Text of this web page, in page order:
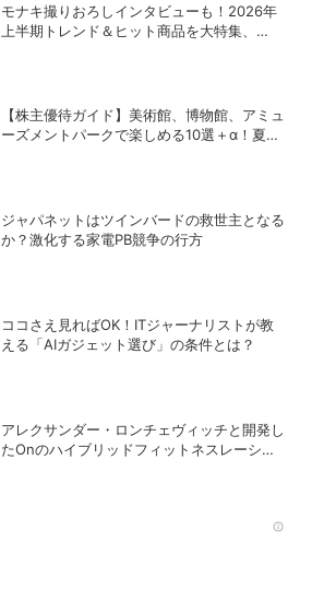
モナキ撮りおろしインタビューも！2026年
上半期トレンド＆ヒット商品を大特集、
【株主優待ガイド】美術館、博物館、アミュ
ーズメントパークで楽しめる10選＋α！夏休
ジャパネットはツインバードの救世主となる
か？激化する家電PB競争の行方
ココさえ見ればOK！ITジャーナリストが教
える「AIガジェット選び」の条件とは？
アレクサンダー・ロンチェヴィッチと開発し
たOnのハイブリッドフィットネスレーシン